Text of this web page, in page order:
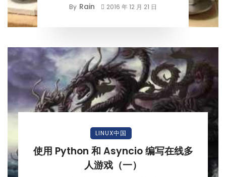
By Rain 2016 年 12 月 21 日
LINUX中国
使用 Python 和 Asyncio 编写在线多
人游戏（一）